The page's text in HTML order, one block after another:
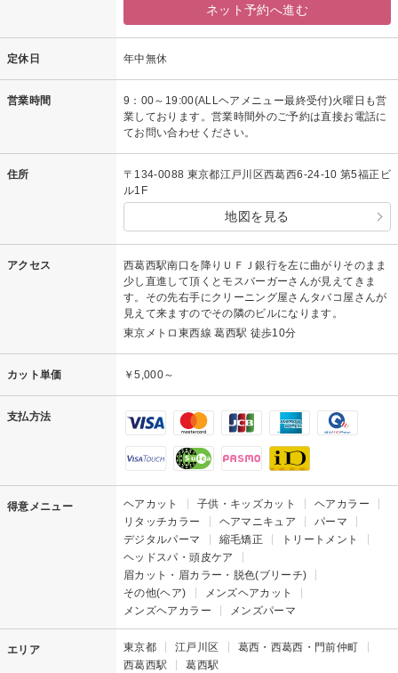
ネット予約へ進む
定休日 年中無休
営業時間
9：00～19:00(ALLヘアメニュー最終受付)火曜日も営
業しております。営業時間外のご予約は直接お電話に
てお問い合わせください。
住所
〒134-0088 東京都江戸川区西葛西6-24-10 第5福正ビ
ル1F
地図を見る
アクセス
西葛西駅南口を降りＵＦＪ銀行を左に曲がりそのまま
少し直進して頂くとモスバーガーさんが見えてきま
す。その先右手にクリーニング屋さんタバコ屋さんが
見えて来ますのでその隣のビルになります。
東京メトロ東西線 葛西駅 徒歩10分
カット単価 ￥5,000～
支払方法
得意メニュー ヘアカット 子供・キッズカット
ヘアカラー
リタッチカラー
ヘアマニキュア
パーマ
デジタルパーマ
縮毛矯正
トリートメント
ヘッドスパ・頭皮ケア
眉カット・眉カラー・脱色(ブリーチ)
その他(ヘア)
メンズヘアカット
メンズヘアカラー
メンズパーマ
エリア 東京都 江戸川区
葛西・西葛西・門前仲町
西葛西駅
葛西駅